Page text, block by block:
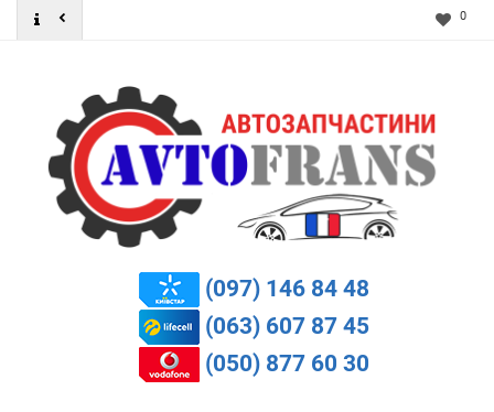
0
(097) 146 84 48
(063) 607 87 45
(050) 877 60 30